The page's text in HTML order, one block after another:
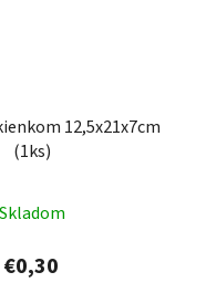
12,5x21x7cm
(1ks)
Skladom
€0,30